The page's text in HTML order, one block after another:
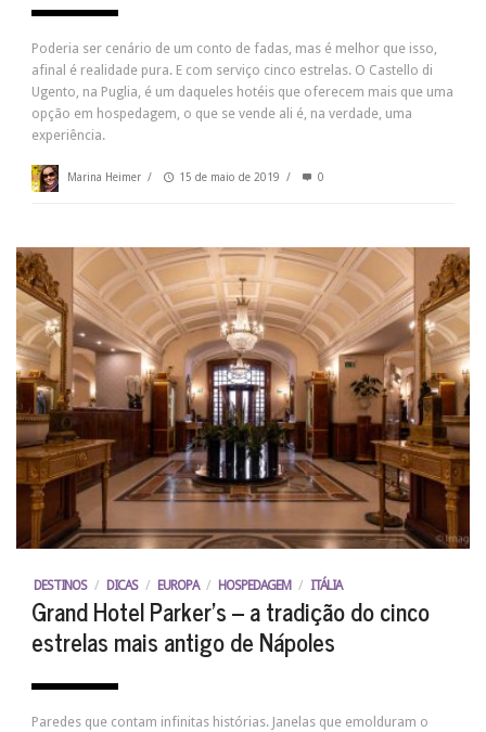
Poderia ser cenário de um conto de fadas, mas é melhor que isso,
afinal é realidade pura. E com serviço cinco estrelas. O Castello di
Ugento, na Puglia, é um daqueles hotéis que oferecem mais que uma
opção em hospedagem, o que se vende ali é, na verdade, uma
experiência.
Marina Heimer / 15 de maio de 2019 / 0
DESTINOS / DICAS / EUROPA / HOSPEDAGEM / ITÁLIA
Grand Hotel Parker’s – a tradição do cinco
estrelas mais antigo de Nápoles
Paredes que contam infinitas histórias. Janelas que emolduram o